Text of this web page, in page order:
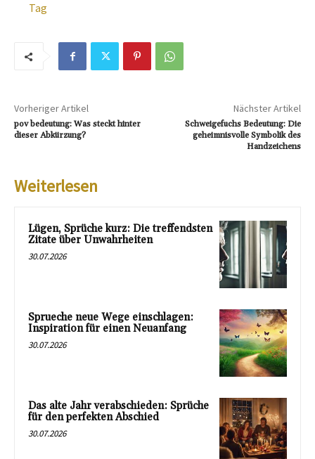
Tag
Vorheriger Artikel
pov bedeutung: Was steckt hinter
dieser Abkürzung?
Nächster Artikel
Schweigefuchs Bedeutung: Die
geheimnisvolle Symbolik des
Handzeichens
Weiterlesen
Lügen, Sprüche kurz: Die treffendsten
Zitate über Unwahrheiten
30.07.2026
Sprueche neue Wege einschlagen:
Inspiration für einen Neuanfang
30.07.2026
Das alte Jahr verabschieden: Sprüche
für den perfekten Abschied
30.07.2026